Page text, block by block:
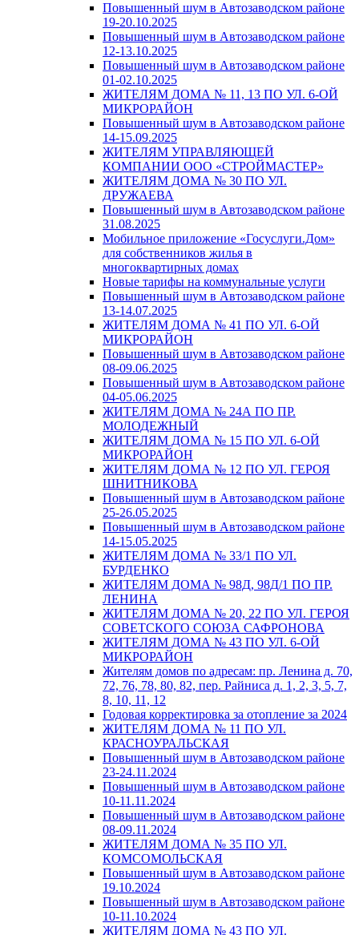
Повышенный шум в Автозаводском районе
19-20.10.2025
Повышенный шум в Автозаводском районе
12-13.10.2025
Повышенный шум в Автозаводском районе
01-02.10.2025
ЖИТЕЛЯМ ДОМА № 11, 13 ПО УЛ. 6-ОЙ
МИКРОРАЙОН
Повышенный шум в Автозаводском районе
14-15.09.2025
ЖИТЕЛЯМ УПРАВЛЯЮЩЕЙ
КОМПАНИИ ООО «СТРОЙМАСТЕР»
ЖИТЕЛЯМ ДОМА № 30 ПО УЛ.
ДРУЖАЕВА
Повышенный шум в Автозаводском районе
31.08.2025
Мобильное приложение «Госуслуги.Дом»
для собственников жилья в
многоквартирных домах
Новые тарифы на коммунальные услуги
Повышенный шум в Автозаводском районе
13-14.07.2025
ЖИТЕЛЯМ ДОМА № 41 ПО УЛ. 6-ОЙ
МИКРОРАЙОН
Повышенный шум в Автозаводском районе
08-09.06.2025
Повышенный шум в Автозаводском районе
04-05.06.2025
ЖИТЕЛЯМ ДОМА № 24А ПО ПР.
МОЛОДЕЖНЫЙ
ЖИТЕЛЯМ ДОМА № 15 ПО УЛ. 6-ОЙ
МИКРОРАЙОН
ЖИТЕЛЯМ ДОМА № 12 ПО УЛ. ГЕРОЯ
ШНИТНИКОВА
Повышенный шум в Автозаводском районе
25-26.05.2025
Повышенный шум в Автозаводском районе
14-15.05.2025
ЖИТЕЛЯМ ДОМА № 33/1 ПО УЛ.
БУРДЕНКО
ЖИТЕЛЯМ ДОМА № 98Д, 98Д/1 ПО ПР.
ЛЕНИНА
ЖИТЕЛЯМ ДОМА № 20, 22 ПО УЛ. ГЕРОЯ
СОВЕТСКОГО СОЮЗА САФРОНОВА
ЖИТЕЛЯМ ДОМА № 43 ПО УЛ. 6-ОЙ
МИКРОРАЙОН
Жителям домов по адресам: пр. Ленина д. 70,
72, 76, 78, 80, 82, пер. Райниса д. 1, 2, 3, 5, 7,
8, 10, 11, 12
Годовая корректировка за отопление за 2024
ЖИТЕЛЯМ ДОМА № 11 ПО УЛ.
КРАСНОУРАЛЬСКАЯ
Повышенный шум в Автозаводском районе
23-24.11.2024
Повышенный шум в Автозаводском районе
10-11.11.2024
Повышенный шум в Автозаводском районе
08-09.11.2024
ЖИТЕЛЯМ ДОМА № 35 ПО УЛ.
КОМСОМОЛЬСКАЯ
Повышенный шум в Автозаводском районе
19.10.2024
Повышенный шум в Автозаводском районе
10-11.10.2024
ЖИТЕЛЯМ ДОМА № 43 ПО УЛ.